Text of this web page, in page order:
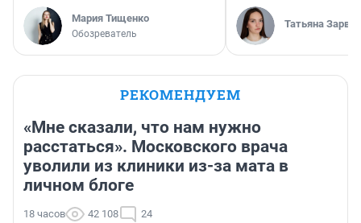
Мария Тищенко
Обозреватель
Татьяна Зарва
РЕКОМЕНДУЕМ
«Мне сказали, что нам нужно
расстаться». Московского врача
уволили из клиники из-за мата в
личном блоге
18 часов 42 108 24